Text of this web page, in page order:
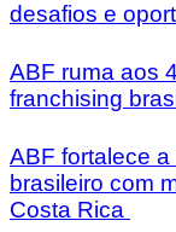
desafios e
ABF ruma aos
franchising
ABF fortalece
brasileiro com
Costa Rica